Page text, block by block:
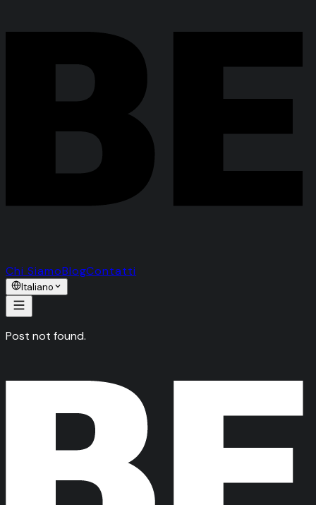
Chi SiamoBlogContatti
Italiano
Post not found.